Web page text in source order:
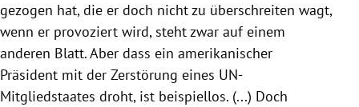
gezogen hat, die er doch nicht zu überschreiten wagt,
wenn er provoziert wird, steht zwar auf einem
anderen Blatt. Aber dass ein amerikanischer
Präsident mit der Zerstörung eines UN-
Mitgliedstaates droht, ist beispiellos. (...) Doch